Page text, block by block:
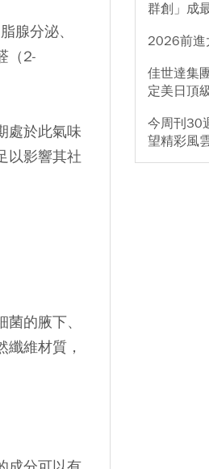
腺分泌、
（2-
處於此氣味
以影響其社
的腋下、
維材質，
群創」成
2026前進
佳世達集
定美日頂
今周刊30
望精彩風